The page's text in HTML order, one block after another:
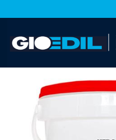
HOME
CATALOGO PRODOTTI